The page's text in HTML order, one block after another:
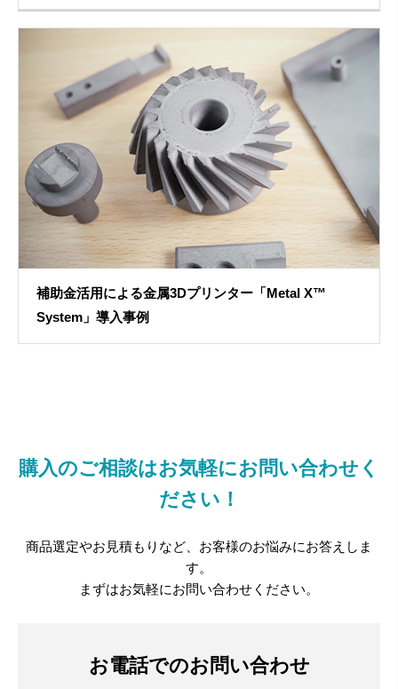
補助金活用による金属3Dプリンター「Metal X™
System」導入事例
購入のご相談はお気軽にお問い合わせく
ださい！
商品選定やお見積もりなど、お客様のお悩みにお答えしま
す。
まずはお気軽にお問い合わせください。
お電話でのお問い合わせ